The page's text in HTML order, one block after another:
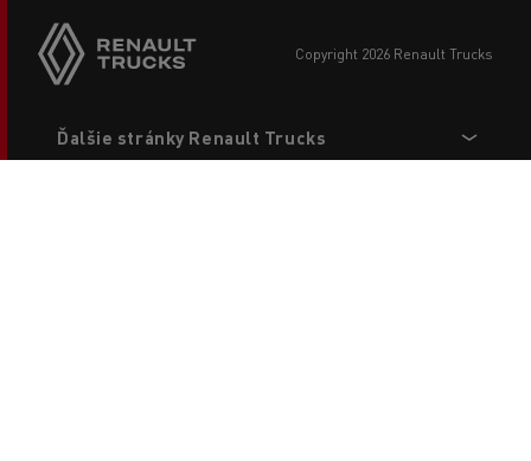
copyright 2026 Renault Trucks
menu
Ďalšie stránky Renault Trucks